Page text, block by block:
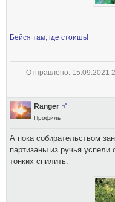
----------
Бейся там, где стоишь!
Отправлено: 15.09.2021
Ranger
Профиль
А пока собирательством
партизаны из ручья успели
тонких спилить.